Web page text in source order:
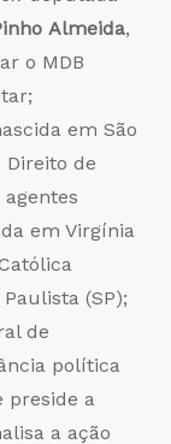
Almeida,
o MDB
em São
Direito de
em Virgínia
(SP);
de
política
preside a
a ação